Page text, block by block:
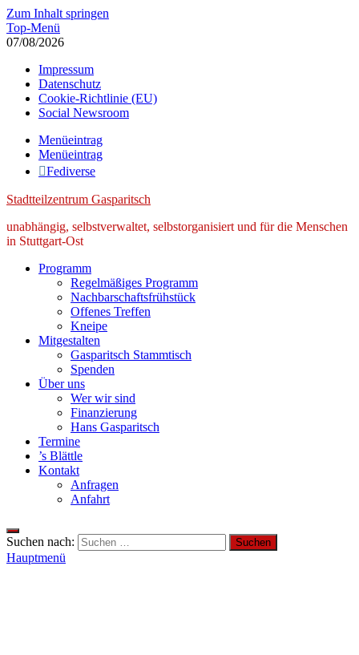
Zum Inhalt springen
Top-Menü
07/08/2026
Impressum
Datenschutz
Cookie-Richtlinie (EU)
Social Newsroom
Menüeintrag
Menüeintrag
Fediverse
Stadtteilzentrum Gasparitsch
unabhängig, selbstverwaltet, selbstorganisiert und für die Menschen
in Stuttgart-Ost
Programm
Regelmäßiges Programm
Nachbarschaftsfrühstück
Offenes Treffen
Kneipe
Mitgestalten
Gasparitsch Stammtisch
Spenden
Über uns
Wer wir sind
Finanzierung
Hans Gasparitsch
Termine
’s Blättle
Kontakt
Anfragen
Anfahrt
Suchen nach:
Hauptmenü